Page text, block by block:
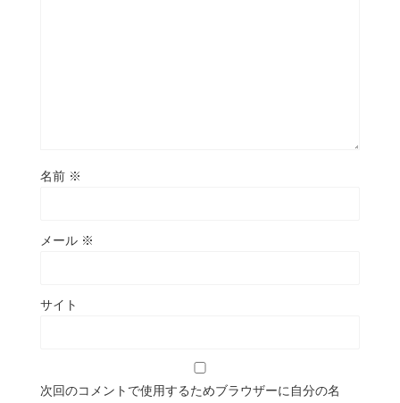
名前 ※
メール ※
サイト
次回のコメントで使用するためブラウザーに自分の名